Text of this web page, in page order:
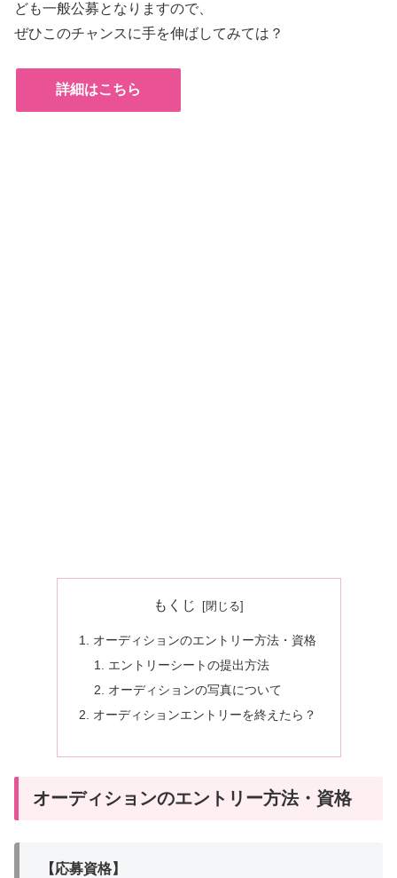
ども一般公募となりますので、
ぜひこのチャンスに手を伸ばしてみては？
詳細はこちら
もくじ
オーディションのエントリー方法・資格
エントリーシートの提出方法
オーディションの写真について
オーディションエントリーを終えたら？
オーディションのエントリー方法・資格
【応募資格】